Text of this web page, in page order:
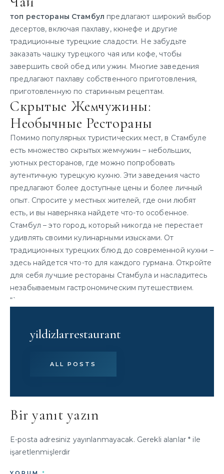
топ рестораны Стамбул предлагают широкий выбор
десертов, включая пахлаву, кюнефе и другие
традиционные турецкие сладости. Не забудьте
заказать чашку турецкого чая или кофе, чтобы
завершить свой обед или ужин. Многие заведения
предлагают пахлаву собственного приготовления,
приготовленную по старинным рецептам.
Скрытые Жемчужины:
Необычные Рестораны
Помимо популярных туристических мест, в Стамбуле
есть множество скрытых жемчужин – небольших,
уютных ресторанов, где можно попробовать
аутентичную турецкую кухню. Эти заведения часто
предлагают более доступные цены и более личный
опыт. Спросите у местных жителей, где они любят
есть, и вы наверняка найдете что-то особенное.
Стамбул – это город, который никогда не перестает
удивлять своими кулинарными изысками. От
традиционных турецких блюд до современной кухни –
здесь найдется что-то для каждого гурмана. Откройте
для себя лучшие рестораны Стамбула и насладитесь
незабываемым гастрономическим путешествием.
“`
yildizlarrestaurant
ALL POSTS
Bir yanıt yazın
E-posta adresiniz yayınlanmayacak. Gerekli alanlar* ile
işaretlenmişlerdir